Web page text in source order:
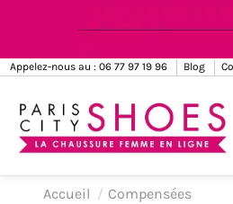
Appelez-nous au : 06 77 97 19 96 Blog
Accueil Compensées